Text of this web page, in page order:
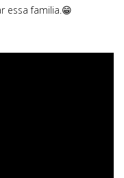
essa familia.😁